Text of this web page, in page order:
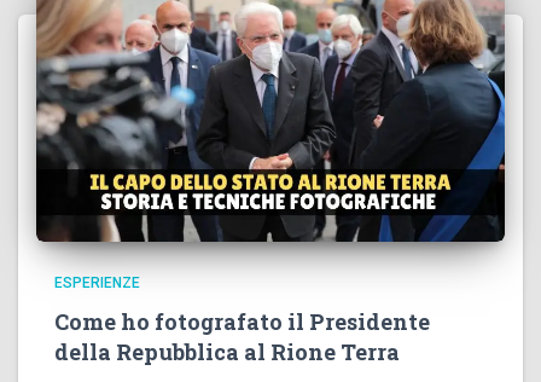
ESPERIENZE
Come ho fotografato il Presidente
della Repubblica al Rione Terra